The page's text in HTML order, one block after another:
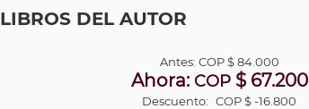
LIBROS DEL AUTOR
Antes: COP$ 84.000
Ahora: COP$ 67.200
Descuento: COP $ -16.800